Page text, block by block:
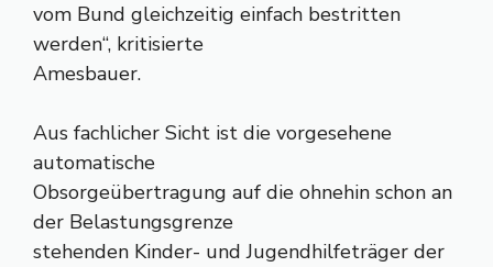
vom Bund gleichzeitig einfach bestritten
werden“, kritisierte
Amesbauer.
Aus fachlicher Sicht ist die vorgesehene
automatische
Obsorgeübertragung auf die ohnehin schon an
der Belastungsgrenze
stehenden Kinder- und Jugendhilfeträger der